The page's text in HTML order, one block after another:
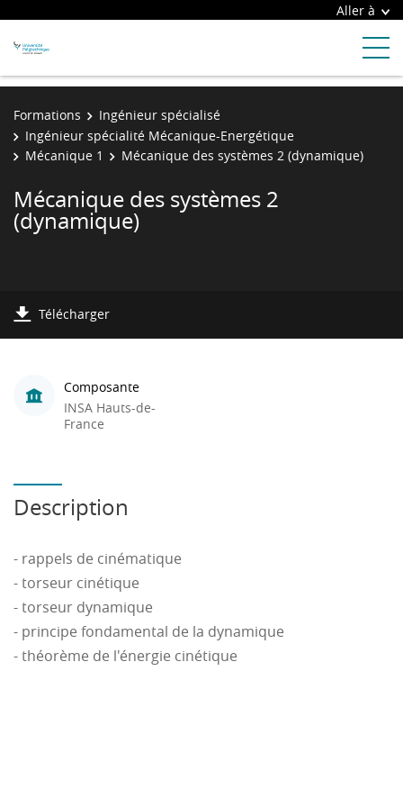
Aller à
Formations
Ingénieur spécialisé
Ingénieur spécialité Mécanique-Energétique
Mécanique 1
Mécanique des systèmes 2 (dynamique)
Mécanique des systèmes 2
(dynamique)
Télécharger
Composante
INSA Hauts-de-
France
Description
- rappels de cinématique
- torseur cinétique
- torseur dynamique
- principe fondamental de la dynamique
- théorème de l'énergie cinétique